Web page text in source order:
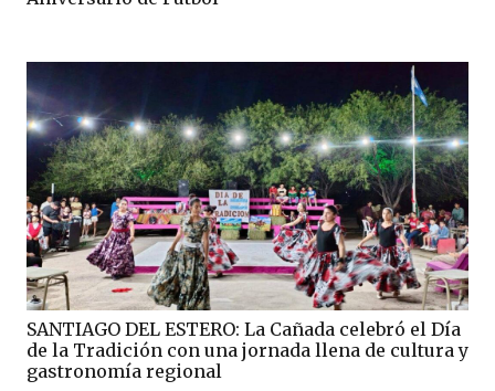
SANTIAGO DEL ESTERO: La Cañada celebró el Día
de la Tradición con una jornada llena de cultura y
gastronomía regional